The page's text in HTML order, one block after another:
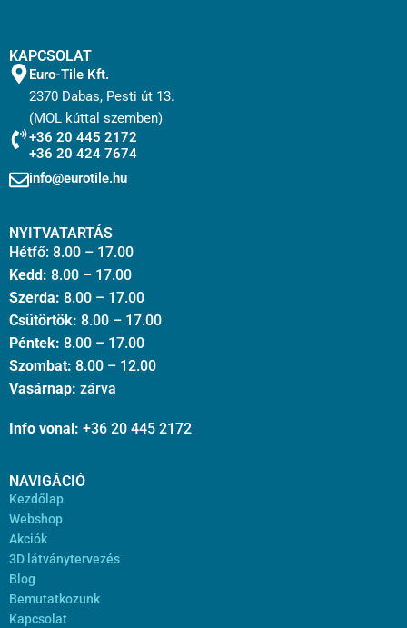
KAPCSOLAT
Euro-Tile Kft.
2370 Dabas, Pesti út 13.
(MOL kúttal szemben)
+36 20 445 2172
+36 20 424 7674
info@eurotile.hu
NYITVATARTÁS
Hétfő: 8.00 – 17.00
Kedd: 8.00 – 17.00
Szerda: 8.00 – 17.00
Csütörtök: 8.00 – 17.00
Péntek: 8.00 – 17.00
Szombat: 8.00 – 12.00
Vasárnap: zárva
Info vonal: +36 20 445 2172
NAVIGÁCIÓ
Kezdőlap
Webshop
Akciók
3D látványtervezés
Blog
Bemutatkozunk
Kapcsolat